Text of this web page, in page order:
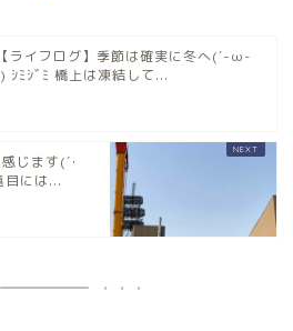
【ライフログ】季節は確実に冬へ(´-ω-
ｼﾐｼﾞﾐ 橋上は凍結して...
じます(´･
には...